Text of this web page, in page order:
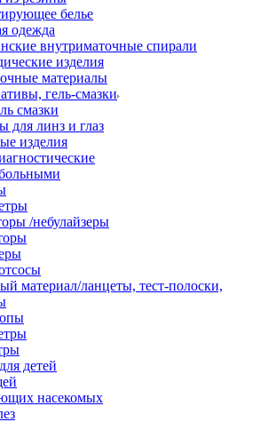
белье
одежда
внутриматочные спирали
изделия
материалы
гель-смазки
смазки
для линз и глаз
изделия
/небулайзеры
материал/ланцеты, тест-полоски,
детей
насекомых